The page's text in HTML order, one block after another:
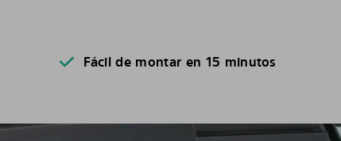
Fácil de montar en 15 minutos